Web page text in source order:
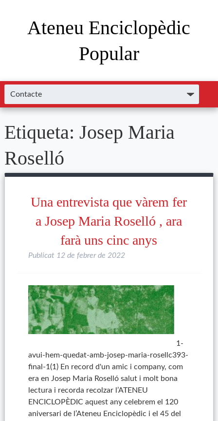
Ateneu Enciclopèdic
Popular
Etiqueta: Josep Maria
Roselló
Una entrevista que vàrem fer
a Josep Maria Roselló , ara
farà uns cinc anys
Publicat 12 de febrer de 2022
1-
avui-hem-quedat-amb-josep-maria-rosellc393-
final-1(1) En record d'un amic i company, com
era en Josep Maria Roselló salut i molt bona
lectura i recorda recolzar l’ATENEU
ENCICLOPÈDIC aquest any celebrem el 120
aniversari de l’Ateneu Enciclopèdic i el 45 del